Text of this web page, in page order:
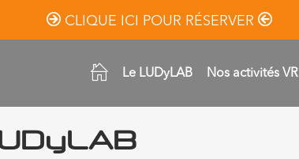
CLIQUE ICI POUR RÉSERVER
Le LUDyLAB Nos activités VR